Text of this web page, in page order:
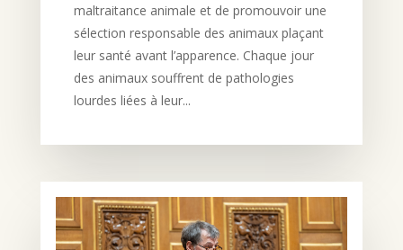
maltraitance animale et de promouvoir une
sélection responsable des animaux plaçant
leur santé avant l’apparence. Chaque jour
des animaux souffrent de pathologies
lourdes liées à leur...